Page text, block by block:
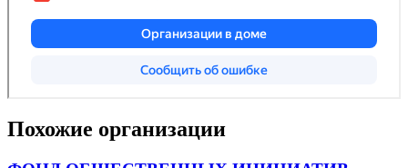
Похожие организации